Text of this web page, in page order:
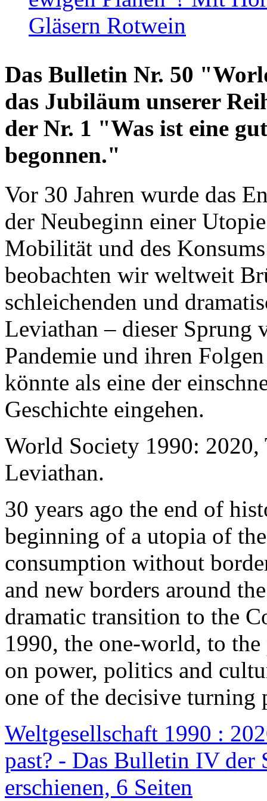
Gläsern Rotwein
Das Bulletin Nr. 50
das Jubiläum unserer
der Nr. 1 "Was ist eine
begonnen."
Vor 30 Jahren wurde das
der Neubeginn einer
Mobilität und des
beobachten wir weltweit
schleichenden und
Leviathan – dieser Sprung
Pandemie und ihren
könnte als eine der
Geschichte eingehen.
World Society 1990: 2020,
Leviathan.
30 years ago the end of
beginning of a utopia of
consumption without
and new borders around
dramatic transition to the
1990, the one-world, to the
on power, politics and
one of the decisive turning
Weltgesellschaft 1990 :
past? - Das Bulletin IV der
erschienen, 6 Seiten